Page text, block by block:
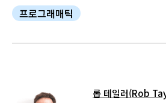
프로그래매틱
롭 테일러(Rob